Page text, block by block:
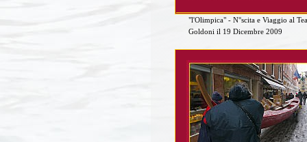
"l'Olimpica" - N°scita e Viaggio al
Goldoni il 19 Dicembre 2009